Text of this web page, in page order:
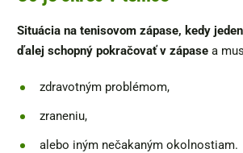
Situácia na tenisovom zápase, kedy
ďalej schopný pokračovať v zápase a
zdravotným problémom,
zraneniu,
alebo iným nečakaným okolnostiam.